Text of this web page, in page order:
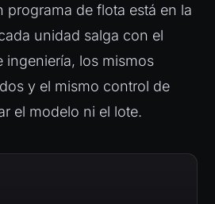
programa de flota está en la
unidad salga con el
ingeniería, los mismos
y el mismo control de
el modelo ni el lote.